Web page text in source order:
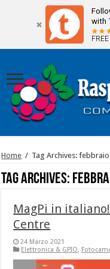
with
Home / Tag Archives:
Tag Archives:
MagPi in
Centre
24 Marzo 2021
Elettronica & GPIO,